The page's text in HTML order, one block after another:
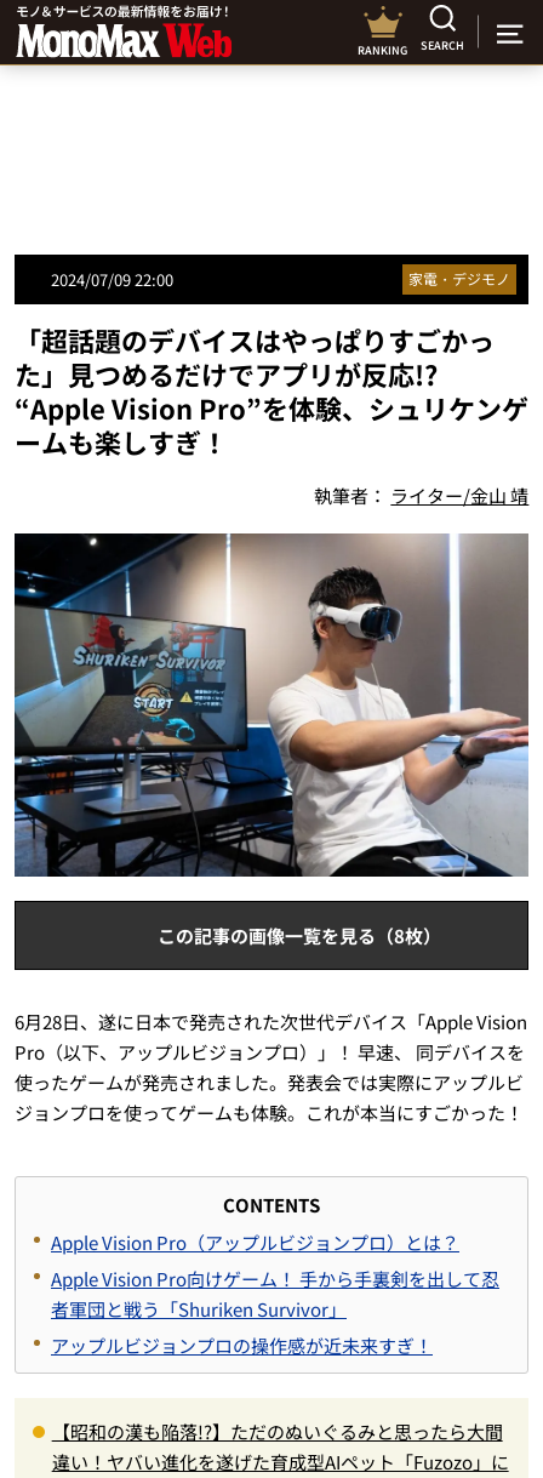
RANKING SEARCH
2024/07/09 22:00 家電・デジモノ
「超話題のデバイスはやっぱりすごかっ
た」見つめるだけでアプリが反応!?
“Apple Vision Pro”を体験、シュリケンゲ
ームも楽しすぎ！
執筆者： ライター/金山 靖
この記事の画像一覧を見る（8枚）
6月28日、遂に日本で発売された次世代デバイス「Apple Vision
Pro（以下、アップルビジョンプロ）」！ 早速、 同デバイスを
使ったゲームが発売されました。発表会では実際にアップルビ
ジョンプロを使ってゲームも体験。これが本当にすごかった！
CONTENTS
Apple Vision Pro（アップルビジョンプロ）とは？
Apple Vision Pro向けゲーム！ 手から手裏剣を出して忍
者軍団と戦う「Shuriken Survivor」
アップルビジョンプロの操作感が近未来すぎ！
【昭和の漢も陥落!?】ただのぬいぐるみと思ったら大間
違い！ヤバい進化を遂げた育成型AIペット「Fuzozo」に